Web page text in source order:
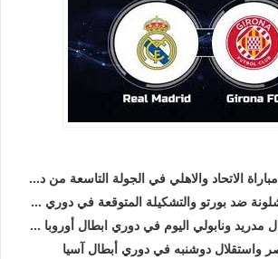
والاهلي في الجولة التاسعة من دوري روشن السعودي 2023-2024
ضد بورتو والتشكيلة المتوقعة في دوري الأبطال
ونابولي اليوم في دوري ابطال أوروبا والقنوات الناقلة
واستقلال دوشنبه في دوري أبطال آسيا